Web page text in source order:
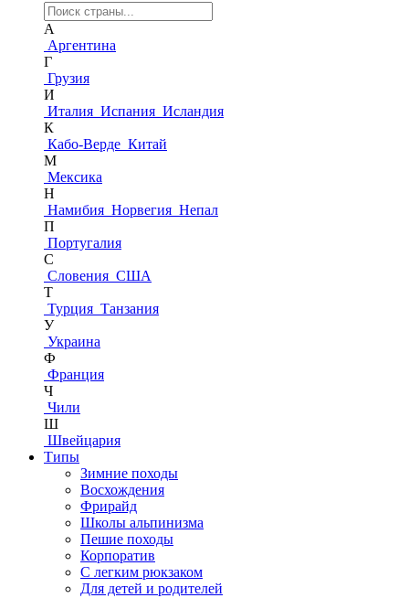
А
Аргентина
Г
Грузия
И
Италия Испания Исландия
К
Кабо-Верде Китай
М
Мексика
Н
Намибия Норвегия Непал
П
Португалия
С
Словения США
Т
Турция Танзания
У
Украина
Ф
Франция
Ч
Чили
Ш
Швейцария
Типы
Зимние походы
Восхождения
Фрирайд
Школы альпинизма
Пешие походы
Корпоратив
С легким рюкзаком
Для детей и родителей